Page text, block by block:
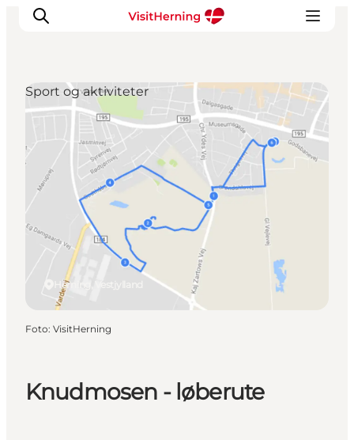
Spis, drik og shop
Kunstlandet
Se og oplev
Find vej
Sov godt
Book overnatning
Knudmosen - løberute
Herning, Vestjylland
Sport og aktiviteter
Foto: VisitHerning